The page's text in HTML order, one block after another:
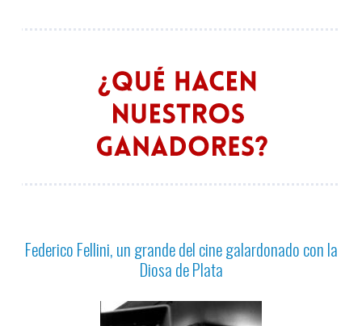
Federico Fellini, un grande del cine galardonado con la
Diosa de Plata